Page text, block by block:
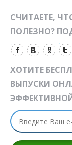
СЧИТАЕТЕ,
ПОЛЕЗНО?
ХОТИТЕ
ВЫПУСКИ